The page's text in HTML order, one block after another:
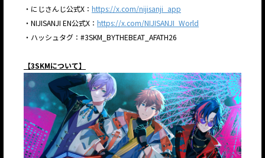
・にじさんじ公式X： https://x.com/nijisanji_app
・NIJISANJI EN公式X： https://x.com/NIJISANJI_World
・ハッシュタグ：#3SKM_BYTHEBEAT_AFATH26
【3SKMについて】